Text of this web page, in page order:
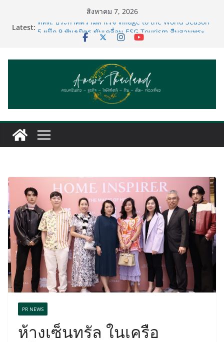
สิงหาคม 7, 2026
Latest: ททท. ประกาศความสำเร็จ Village to the World Season
5 ผนึก 9 พันธมิตร ขับเคลื่อน ESG Tourism สืบสานพระ
เหิงลี่ แมนูแฟคเจอริ่ง เทคโนโลยี (ไทยแลนด์) เปิดโรงงาน
แห่งใหม่ในชลบุรี เดินหน้าขยายฐานการผลิตสู่เอเชียตะวัน
ออกเฉียงใต้ เสริมแกร่งยุทธศาสตร์ระดับโลก
TECNO ประกาศทรานส์ฟอร์มจากเกมมิ่งโฟน สู่ไลฟ์สไตล์
แฟชั่นไอเท็ม เสิร์ฟใหญ่ปักหมุดแลนมาร์คใหม่กลางสถานี
MRT วาง POVA 8 Series จุดเริ่มต้นครั้งสำคัญ
เลียขนได้ ปลอดภัย ไร้สารตกค้าง
เริ่มแล้ว! อ.ต.ก.แฟร์ 4 ภาค @ภาคกลาง “มนต์เสน่ห์เกษตร
PR NEWS
ห้างเซ็นทรัล ในเครือ